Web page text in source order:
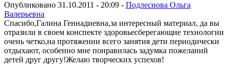
Опубликовано 31.10.2011 - 20:09 - Подлеснова Ольга
Валерьевна
Спасибо,Галина Геннадиевна,за интересный материал, да вы
отразили в своем конспекте здоровьесберегающие технологии
очень четко,на протяжении всего занятия дети периодически
отдыхают, особенно мне понравилась задумка пожеланий
детей друг другу!Желаю творческих успехов!